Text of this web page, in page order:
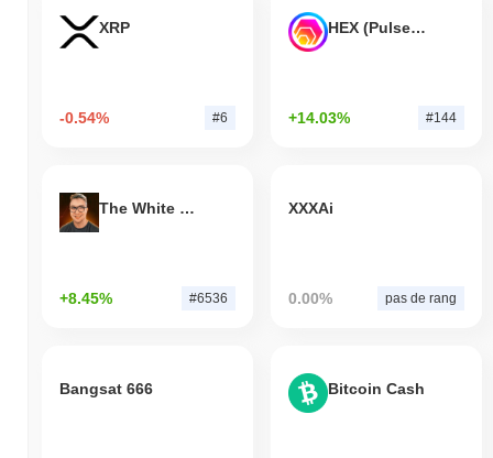
XRP
-0.54% #6
HEX (Pulsechain)
+14.03% #144
The White Bull
+8.45% #6536
XXXAi
0.00% pas de rang
Bangsat 666 Bitcoin Cash